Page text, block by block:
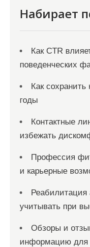
Набирает
Как CTR
поведенческих
Как
годы
Контактные
избежать
Профессия
и карьерные
Реабилитация
учитывать при
Обзоры и
информацию для